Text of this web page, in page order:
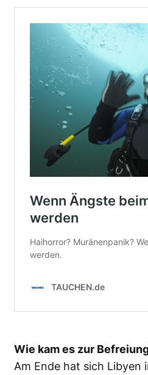
Wie kam es zur
Am Ende hat sich Libyen